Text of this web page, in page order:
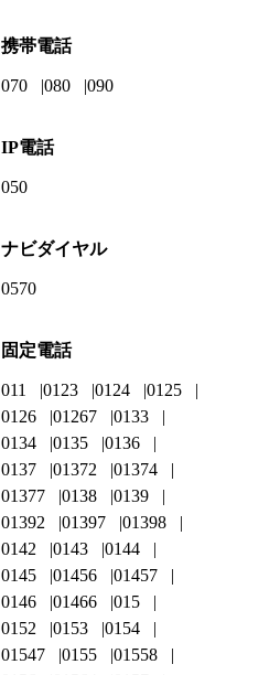
携帯電話
070 080 090
IP電話
050
ナビダイヤル
0570
固定電話
011 0123 0124
0125
0126
01267
0133
0134
0135
0136
0137
01372
01374
01377
0138
0139
01392
01397
01398
0142
0143
0144
0145
01456
01457
0146
01466
015
0152
0153
0154
01547
0155
01558